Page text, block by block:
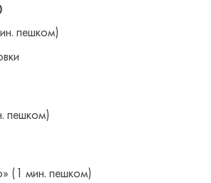
пешком)
пешком)
(1 мин. пешком)